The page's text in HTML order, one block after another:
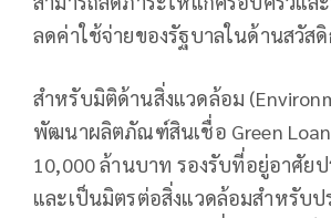
ลดค่าใช้จ่ายของรัฐบาลในด้านสวัสดิ
สำหรับมิติด้านสิ่งแวดล้อม
พัฒนาผลิตภัณฑ์สินเชื่อ Green Loan
10,000 ล้านบาท รองรับที่อยู่อาศัย
และเป็นมิตรต่อสิ่งแวดล้อมสำหรับ